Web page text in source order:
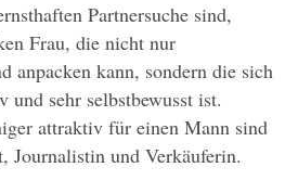
Partnersuche sind,
Frau, die nicht nur
anpacken kann, sondern die sich
und sehr selbstbewusst ist.
attraktiv für einen Mann sind
Journalistin und Verkäuferin.